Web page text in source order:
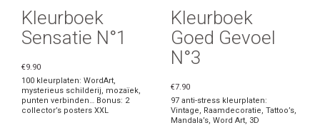
Kleurboek
Sensatie N°1
€9.90
100 kleurplaten: WordArt,
mysterieus schilderij, mozaïek,
punten verbinden… Bonus: 2
collector’s posters XXL
Kleurboek
Goed Gevoel
N°3
€7.90
97 anti-stress kleurplaten:
Vintage, Raamdecoratie, Tattoo’s,
Mandala’s, Word Art, 3D